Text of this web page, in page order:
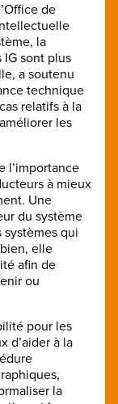
de
la
sont plus
a soutenu
technique
relatifs à la
les
l’importance
à mieux
Une
du système
systèmes qui
elle
afin de
ou
pour les
d’aider à la
la